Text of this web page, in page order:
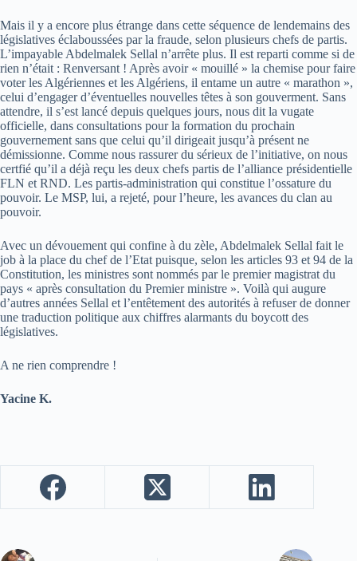
Mais il y a encore plus étrange dans cette séquence de lendemains des
législatives éclaboussées par la fraude, selon plusieurs chefs de partis.
L’impayable Abdelmalek Sellal n’arrête plus. Il est reparti comme si de
rien n’était : Renversant ! Après avoir « mouillé » la chemise pour faire
voter les Algériennes et les Algériens, il entame un autre « marathon »,
celui d’engager d’éventuelles nouvelles têtes à son gouverment. Sans
attendre, il s’est lancé depuis quelques jours, nous dit la vugate
officielle, dans consultations pour la formation du prochain
gouvernement sans que celui qu’il dirigeait jusqu’à présent ne
démissionne. Comme nous rassurer du sérieux de l’initiative, on nous
certfié qu’il a déjà reçu les deux chefs partis de l’alliance présidentielle
FLN et RND. Les partis-administration qui constitue l’ossature du
pouvoir. Le MSP, lui, a rejeté, pour l’heure, les avances du clan au
pouvoir.
Avec un dévouement qui confine à du zèle, Abdelmalek Sellal fait le
job à la place du chef de l’Etat puisque, selon les articles 93 et 94 de la
Constitution, les ministres sont nommés par le premier magistrat du
pays « après consultation du Premier ministre ». Voilà qui augure
d’autres années Sellal et l’entêtement des autorités à refuser de donner
une traduction politique aux chiffres alarmants du boycott des
législatives.
A ne rien comprendre !
Yacine K.